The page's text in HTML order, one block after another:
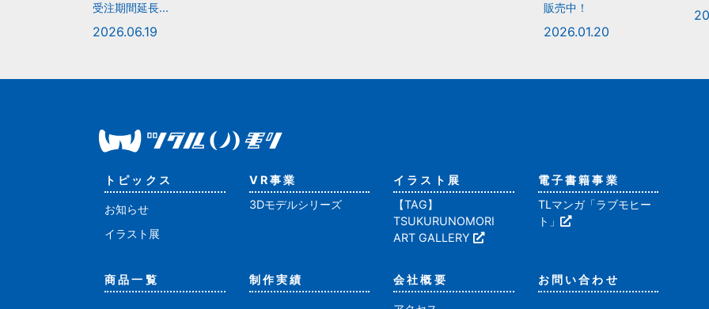
受注期間延長...
2026.06.19
販売中！
2026.01.20
トピックス
お知らせ
イラスト展
VR事業
3Dモデルシリーズ
イラスト展
【TAG】
TSUKURUNOMORI
ART GALLERY
電子書籍事業
TLマンガ「ラブモヒー
ト」
商品一覧 制作実績 会社概要 お問い合わせ